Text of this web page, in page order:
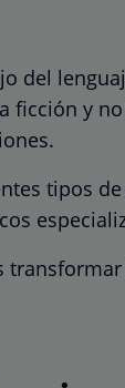
del
ficción y
tipos